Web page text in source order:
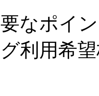
なポイ
グ利用希